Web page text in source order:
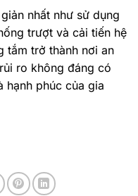
nhất như sử dụng
trượt và cải tiến hệ
tắm trở thành nơi an
ro không đáng có
hạnh phúc của gia